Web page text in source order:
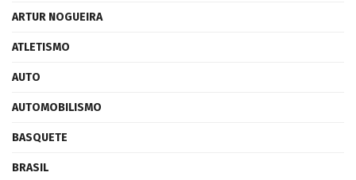
ARTUR NOGUEIRA
ATLETISMO
AUTO
AUTOMOBILISMO
BASQUETE
BRASIL